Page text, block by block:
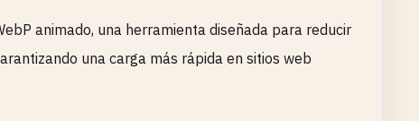
animado, una herramienta diseñada para reducir
una carga más rápida en sitios web